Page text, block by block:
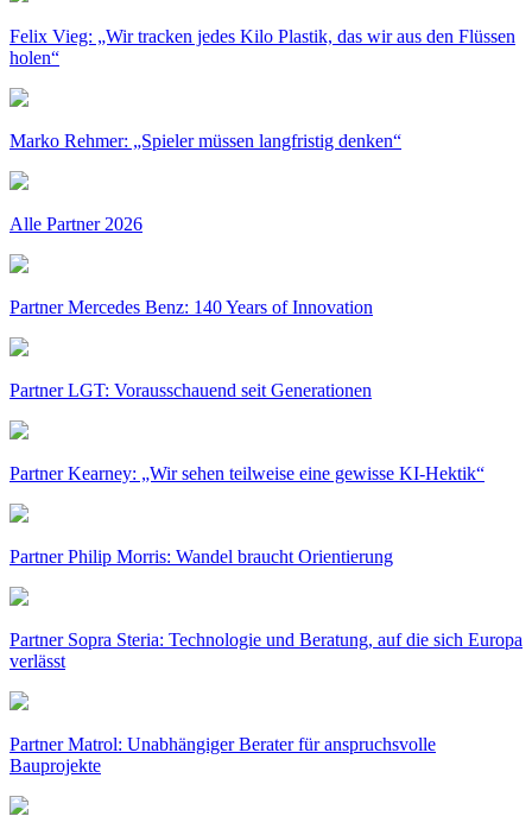
Felix Vieg: „Wir tracken jedes Kilo Plastik, das wir aus den Flüssen
holen“
Marko Rehmer: „Spieler müssen langfristig denken“
Alle Partner 2026
Partner Mercedes Benz: 140 Years of Innovation
Partner LGT: Vorausschauend seit Generationen
Partner Kearney: „Wir sehen teilweise eine gewisse KI-Hektik“
Partner Philip Morris: Wandel braucht Orientierung
Partner Sopra Steria: Technologie und Beratung, auf die sich Europa
verlässt
Partner Matrol: Unabhängiger Berater für anspruchsvolle
Bauprojekte